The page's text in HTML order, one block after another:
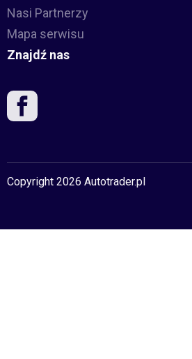
Nasi Partnerzy
Mapa serwisu
Znajdź nas
Copyright 2026 Autotrader.pl